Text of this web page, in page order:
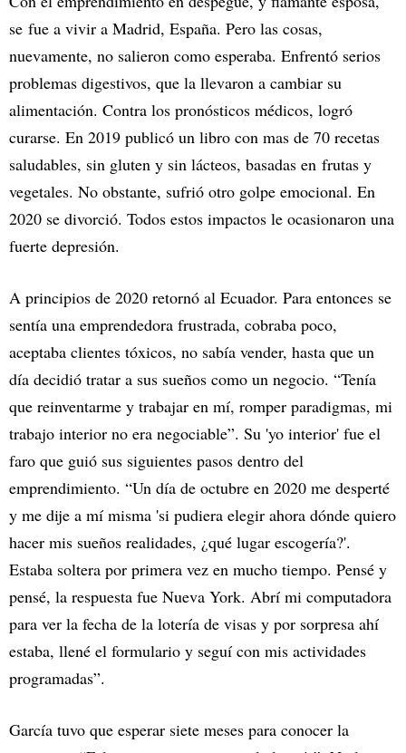
se fue a vivir a Madrid, España. Pero las cosas,
nuevamente, no salieron como esperaba. Enfrentó serios
problemas digestivos, que la llevaron a cambiar su
alimentación. Contra los pronósticos médicos, logró
curarse. En 2019 publicó un libro con mas de 70 recetas
saludables, sin gluten y sin lácteos, basadas en frutas y
vegetales. No obstante, sufrió otro golpe emocional. En
2020 se divorció. Todos estos impactos le ocasionaron una
fuerte depresión.
A principios de 2020 retornó al Ecuador. Para entonces se
sentía una emprendedora frustrada, cobraba poco,
aceptaba clientes tóxicos, no sabía vender, hasta que un
día decidió tratar a sus sueños como un negocio. “Tenía
que reinventarme y trabajar en mí, romper paradigmas, mi
trabajo interior no era negociable”. Su 'yo interior' fue el
faro que guió sus siguientes pasos dentro del
emprendimiento. “Un día de octubre en 2020 me desperté
y me dije a mí misma 'si pudiera elegir ahora dónde quiero
hacer mis sueños realidades, ¿qué lugar escogería?'.
Estaba soltera por primera vez en mucho tiempo. Pensé y
pensé, la respuesta fue Nueva York. Abrí mi computadora
para ver la fecha de la lotería de visas y por sorpresa ahí
estaba, llené el formulario y seguí con mis actividades
programadas”.
García tuvo que esperar siete meses para conocer la